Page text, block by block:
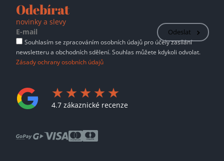
Odebírat
novinky a slevy
Odeslat
Souhlasím se zpracováním osobních údajů pro účely zasílání
newsletteru a obchodních sdělení. Souhlas můžete kdykoli odvolat.
Zásady ochrany osobních údajů
4.7 zákaznické recenze